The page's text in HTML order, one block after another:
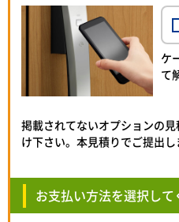
ケ
て
掲載されてないオプションの
け下さい。本見積りでご提出し
お支払い方法を選択して